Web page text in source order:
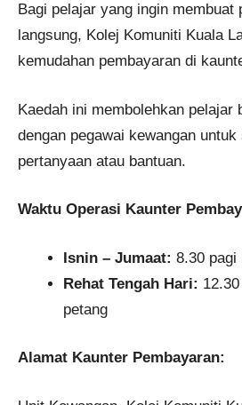
Bagi pelajar yang ingin membuat
langsung, Kolej Komuniti Kuala
kemudahan pembayaran di
Kaedah ini membolehkan pelajar
dengan pegawai kewangan untuk
pertanyaan atau bantuan.​
Waktu Operasi Kaunter
Isnin – Jumaat: 8.30 pagi
Rehat Tengah Hari:
petang​
Alamat Kaunter Pembayaran: